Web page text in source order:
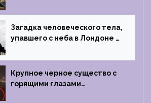
1996 году
Загадка человеческого тела,
упавшего с неба в Лондоне в
Крупное черное существо с
горящими глазами